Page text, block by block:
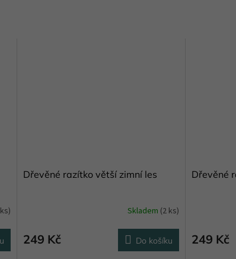
Dřevěné razítko větší zimní les
Skladem (2 ks)
249 Kč Do košíku
Dřevěné
249 Kč